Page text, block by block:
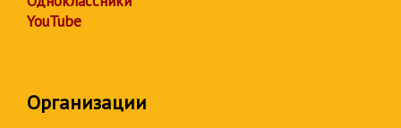
YouTube
Организации